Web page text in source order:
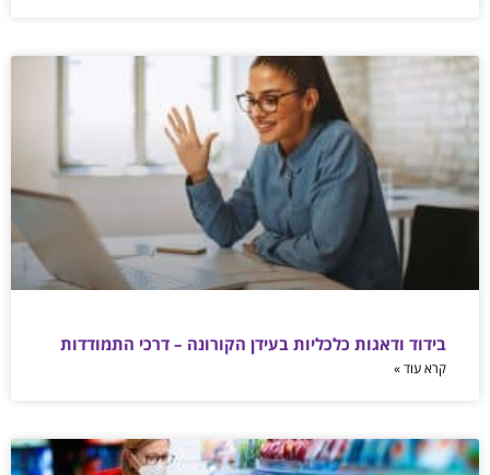
בידוד ודאגות כלכליות בעידן הקורונה – דרכי התמודדות
קרא עוד »